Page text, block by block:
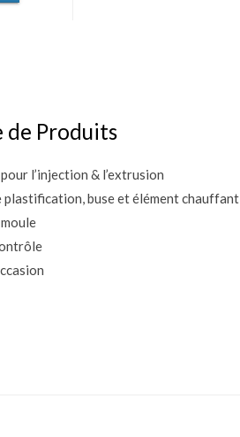
de Produits
l’injection & l’extrusion
plastification, buse et élément chauffant